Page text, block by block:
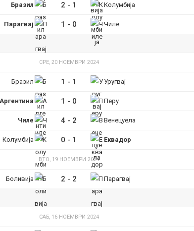
Бразил 2 - 1 Колумбија
Парагвај 1 - 0 Чиле
СРЕ, 20 НОЕМВРИ 2024
Бразил 1 - 1 Уругвај
Аргентина 1 - 0 Перу
Чиле 4 - 2 Венецуела
Колумбија 0 - 1 Еквадор
ВТО, 19 НОЕМВРИ 2024
Боливија 2 - 2 Парагвај
САБ, 16 НОЕМВРИ 2024